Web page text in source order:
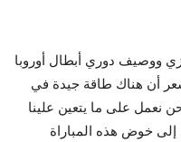
ووصيف دوري أبطال أوروبا
أن هناك طاقة جيدة في
نعمل على ما يتعين علينا
إلى خوض هذه المباراة